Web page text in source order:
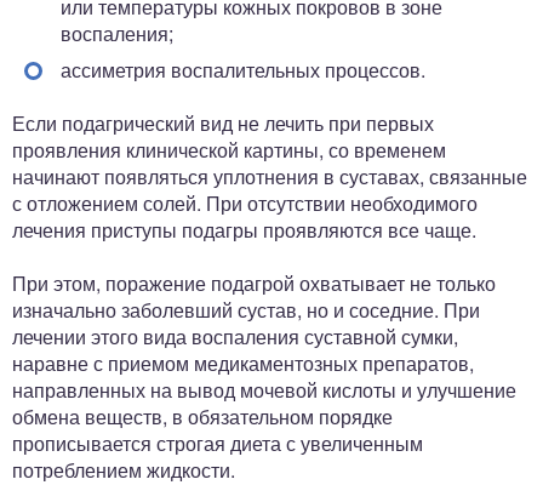
или температуры кожных покровов в зоне
воспаления;
ассиметрия воспалительных процессов.
Если подагрический вид не лечить при первых
проявления клинической картины, со временем
начинают появляться уплотнения в суставах, связанные
с отложением солей. При отсутствии необходимого
лечения приступы подагры проявляются все чаще.
При этом, поражение подагрой охватывает не только
изначально заболевший сустав, но и соседние. При
лечении этого вида воспаления суставной сумки,
наравне с приемом медикаментозных препаратов,
направленных на вывод мочевой кислоты и улучшение
обмена веществ, в обязательном порядке
прописывается строгая диета с увеличенным
потреблением жидкости.